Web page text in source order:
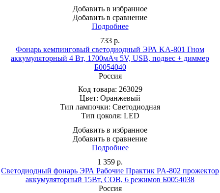
Добавить в избранное
Добавить в сравнение
Подробнее
733 р.
Фонарь кемпинговый светодиодный ЭРА KA-801 Гном
аккумуляторный 4 Вт, 1700мАч 5V, USB, подвес + диммер
Б0054040
Россия
Код товара: 263029
Цвет: Оранжевый
Тип лампочки: Светодиодная
Тип цоколя: LED
Добавить в избранное
Добавить в сравнение
Подробнее
1 359 р.
Светодиодный фонарь ЭРА Рабочие Практик PA-802 прожектор
аккумуляторный 15Вт, COB, 6 режимов Б0054038
Россия